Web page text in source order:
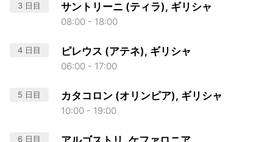
3 日目 サントリーニ (ティラ), ギリシャ
08:00 - 18:00
4 日目 ピレウス (アテネ), ギリシャ
06:00 - 17:00
5 日目 カタコロン (オリンピア), ギリシャ
10:00 - 19:00
6 日目